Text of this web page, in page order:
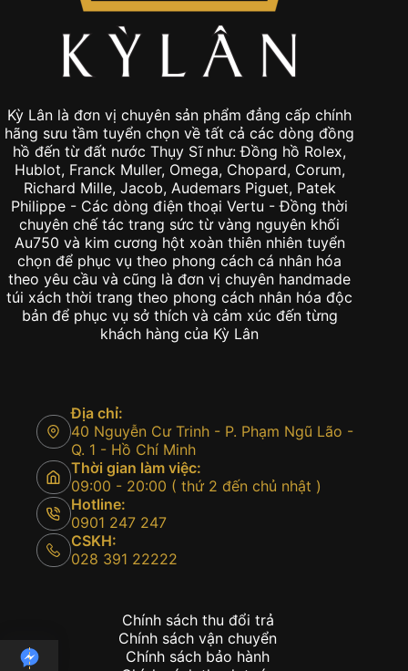
Kỳ Lân là đơn vị chuyên sản phẩm đẳng cấp chính
hãng sưu tầm tuyển chọn về tất cả các dòng đồng
hồ đến từ đất nước Thụy Sĩ như: Đồng hồ Rolex,
Hublot, Franck Muller, Omega, Chopard, Corum,
Richard Mille, Jacob, Audemars Piguet, Patek
Philippe - Các dòng điện thoại Vertu - Đồng thời
chuyên chế tác trang sức từ vàng nguyên khối
Au750 và kim cương hột xoàn thiên nhiên tuyển
chọn để phục vụ theo phong cách cá nhân hóa
theo yêu cầu và cũng là đơn vị chuyên handmade
túi xách thời trang theo phong cách nhân hóa độc
bản để phục vụ sở thích và cảm xúc đến từng
khách hàng của Kỳ Lân
Địa chỉ:
40 Nguyễn Cư Trinh - P. Phạm Ngũ Lão -
Q. 1 - Hồ Chí Minh
Thời gian làm việc:
09:00 - 20:00 ( thứ 2 đến chủ nhật )
Hotline:
0901 247 247
CSKH:
028 391 22222
Chính sách thu đổi trả
Chính sách vận chuyển
Chính sách bảo hành